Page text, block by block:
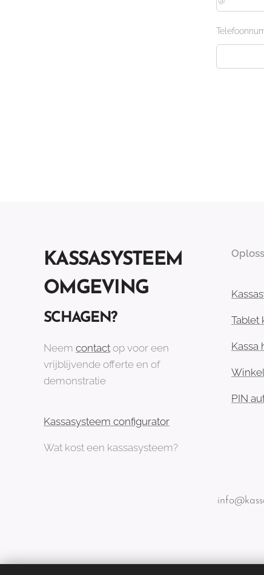
KASSASYSTEEM
OMGEVING
SCHAGEN?
Neem contactop voor een
vrijblijvende offerte en of
demonstratie
Kassasysteem configurator
Wat kost een kassasysteem?
Tablet
Kassa
PIN